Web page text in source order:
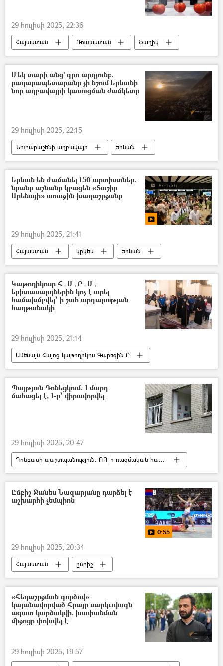
29 հուլիսի 2025, 22:36
Հայաստան Ռուսաստան
Ծաղիկ
միրգ
բանջարեղեն
Մեկ տարի անց` զրո արդյունք.
քաղաքապետարանը չի նշում Երևանի
նոր աղբավայրի կառուցման ժամկետը
29 հուլիսի 2025, 22:15
Նուբարաշենի աղբավայր
Երևան
թափոն
աղբ
Երևանի քաղաքապետարան
Երևան են ժամանել 150 արտիստներ.
նրանք աշնանը կբացեն «Տաշիր
Արենայի» առաջին խաղաշրջանը
29 հուլիսի 2025, 21:41
Հայաստան կրկես
Երևան
«Զվարթնոց» օդանավակայան
«Տաշիր Արենա»
Կաթողիկոսը Հ․Մ․Ը․Մ․
երիտասարդներին կոչ է արել
համախմբվել՝ ի շահ արդարության
հաղթանակի
29 հուլիսի 2025, 21:14
Ամենայն Հայոց կաթողիկոս Գարեգին Բ
սկաուտներ
Համահայկական խաղեր
Պայթյուն Դոնեցկում. 1 մարդ
մահացել է, 1-ը՝ վիրավորվել
29 հուլիսի 2025, 20:47
Դոնբասի պաշտպանություն. ՌԴ–ի ռազմական հատուկ գործողությունը Ուկրաինայում
Դոնեցկ
պայթյուն
Մահ
Վիրավոր
Ըմբիշ Ջանես Նազարյանը դարձել է
աշխարհի չեմպիոն
0:55
29 հուլիսի 2025, 20:34
Հայաստան
ըմբիշ
Ըմբշամարտի աշխարհի առաջնություն
Սպորտ
տեսանյութ Տեսանյութեր
«Հեղաշրջման գործով»
կալանավորված Հրայր սարկավագն
ազատ կարձակվի. խափանման
միջոցը փոխվել է
29 հուլիսի 2025, 19:57